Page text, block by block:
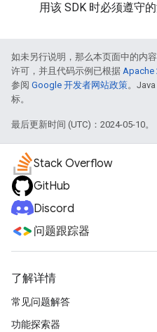
用该 SDK 时必须遵守的
如未另行说明，那么本页面中的内
许可，并且代码示例已根据 Apache
参阅 Google 开发者网站政策。
标。
最后更新时间 (UTC)：2024-05-10。
Stack Overflow
GitHub
Discord
问题跟踪器
了解详情
常见问题解答
功能探索器